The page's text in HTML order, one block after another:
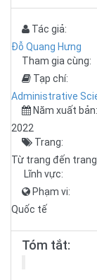
Tác giả:
Đỗ Quang Hưng
Tham gia cùng:
Tạp chí:
Administrative
Năm xuất bản:
2022
Trang:
Từ trang đến trang
Lĩnh vực:
Phạm vi:
Quốc tế
Tóm tắt: